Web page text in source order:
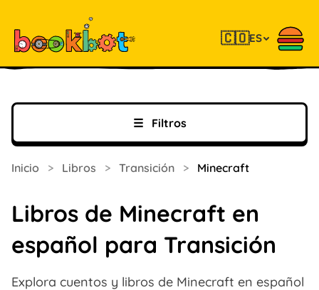
🇨🇴ES
☰ Filtros
Inicio > Libros > Transición > Minecraft
Libros de Minecraft en
español para Transición
Explora cuentos y libros de Minecraft en español